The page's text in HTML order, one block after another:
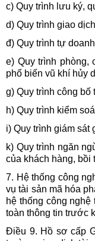
c) Quy trình lưu ký,
d) Quy trình giao
đ) Quy trình tự
e) Quy trình phòng,
phổ biến vũ khí hủy
g) Quy trình công bố
h) Quy trình kiểm
i) Quy trình giám sát
k) Quy trình ngăn
của khách hàng,
7. Hệ thống công
vụ tài sản mã hóa
hệ thống công
toàn thông tin trước
Điều 9. Hồ sơ cấp